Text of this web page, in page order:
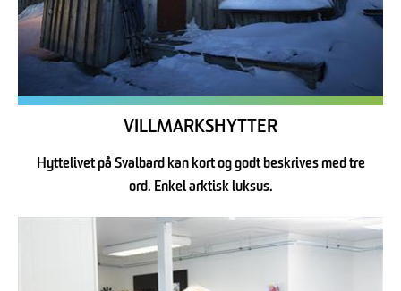
VILLMARKSHYTTER
Hyttelivet på Svalbard kan kort og godt beskrives med tre
ord. Enkel arktisk luksus.